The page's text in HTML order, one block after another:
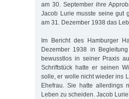
am 30. September ihre
Jacob Lurie musste seine gut
am 31. Dezember 1938 das
Im Bericht des Hamburger
Dezember 1938 in
bewusstlos in seiner Praxis
Schriftstück hatte er seinen
solle, er wolle nicht wieder ins
Ehefrau. Sie hatte allerdings
Leben zu scheiden. Jacob